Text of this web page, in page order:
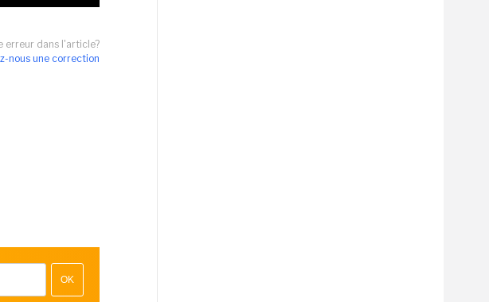
erreur dans l'article?
nous une correction
OK